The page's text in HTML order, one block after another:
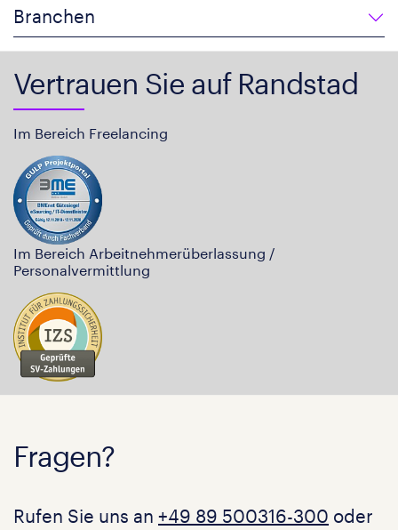
Branchen
Vertrauen Sie auf Randstad
Im Bereich Freelancing
Im Bereich Arbeitnehmerüberlassung /
Personalvermittlung
Fragen?
Rufen Sie uns an +49 89 500316-300 oder